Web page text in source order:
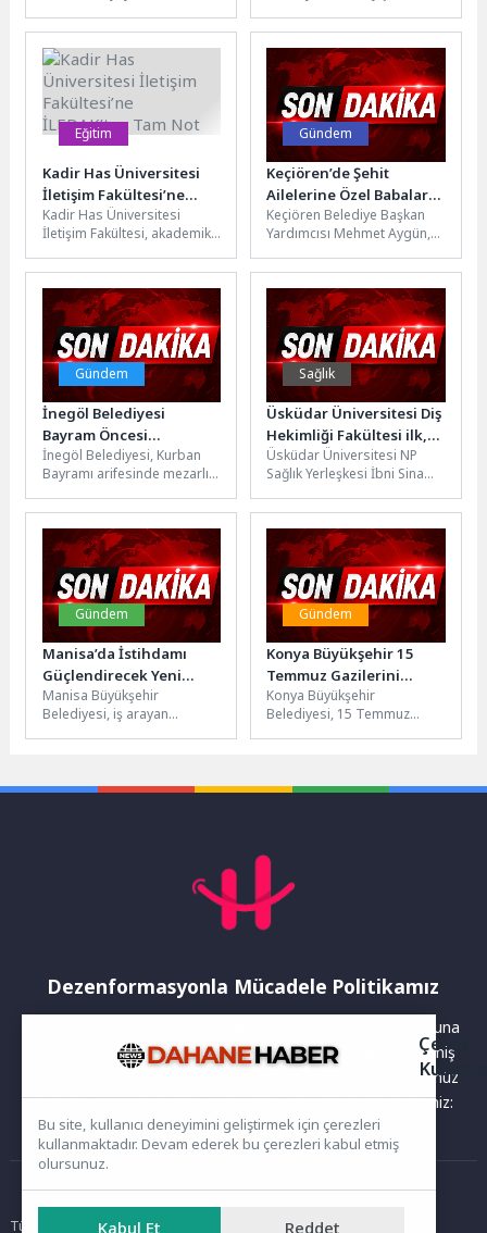
2024 Raporu, Türkiye’nin
kalkınma hedeflerine ulaşma
konusunda...
çalışmalarla ihtiyaç sahibi
vatandaşların yanında
olmaya devam
ediyor.Burhaniye...
Eğitim
Kadir Has Üniversitesi
İletişim Fakültesi’ne
İLEDAK’tan Tam Not
Kadir Has Üniversitesi
İletişim Fakültesi, akademik
teknik altyapısının titizlikle
incelendiği kapsamlı...
Gündem
Keçiören’de Şehit
Ailelerine Özel Babalar
Günü Ziyareti
Keçiören Belediye Başkan
Yardımcısı Mehmet Aygün,
şehit ailelerini ziyaret etti.
Vatan uğruna...
Gündem
İnegöl Belediyesi
Bayram Öncesi
Mezarlıklarda Çiçek
Dağıttı
İnegöl Belediyesi, Kurban
Bayramı arifesinde mezarlık
vatandaşlara 6 bin adet
ücretsiz çiçek dağıttı....
Sağlık
Üsküdar Üniversitesi Diş
Hekimliği Fakültesi ilk,
Tıp Fakültesi ikinci
mezunlarını uğurladı!
Üsküdar Üniversitesi NP
Sağlık Yerleşkesi İbni Sina
mezuniyet töreninde Diş
Hekimliği Fakültesi 1....
Gündem
Manisa’da İstihdamı
Güçlendirecek Yeni
Portal Hizmete Girdi
Manisa Büyükşehir
Belediyesi, iş arayan
Gündem
Konya Büyükşehir 15
Temmuz Gazilerini
Unutmadı
Konya Büyükşehir
Belediyesi, 15 Temmuz
Dezenformasyonla Mücadele Politikamız
Yayınlanan haberler doğruluk ilkesi gözetilerek hazırlanır. Buna
rağmen bazı içeriklerde eksik, hatalı veya güncelliğini yitirmiş
bilgiler bulunabilir.Yanlış veya yanıltıcı olduğunu düşündüğünüz
haberleri aşağıdaki iletişim kanallarından bize bildirebilirsiniz:
Ana Sayfa
Tüm hakları saklıdır. Sitede yer alan içerikler izinsiz kopyalanamaz,
Çerez
Bu site, kullanıcı deneyimini geliştirmek için çerezleri
kullanmaktadır. Devam ederek bu çerezleri kabul etmiş
olursunuz.
Kabul Et Reddet